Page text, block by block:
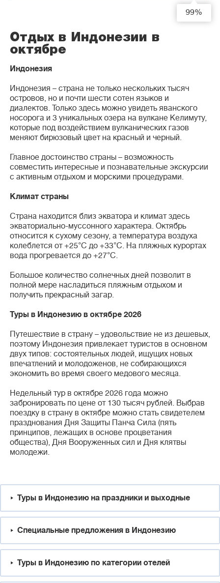
99%
Отдых в Индонезии в
октябре
Индонезия
Индонезия – страна не только нескольких тысяч
островов, но и почти шести сотен языков и
диалектов. Только здесь можно увидеть яванского
носорога и 3 уникальных озера на вулкане Келимуту,
которые под воздействием вулканических газов
меняют бирюзовый цвет на красный и черный.
Главное достоинство страны – возможность
совместить интересные и познавательные экскурсии
с активным отдыхом и морскими процедурами.
Климат страны
Страна находится близ экватора и климат здесь
экваториально-муссонного характера. Октябрь
относится к сухому сезону, а температура воздуха
колеблется от +25°С до +33°С. На пляжных курортах
вода прогревается до +27°С.
Большое количество солнечных дней позволит в
полной мере насладиться пляжным отдыхом и
получить прекрасный загар.
Туры в Индонезию в октябре 2026
Путешествие в страну – удовольствие не из дешевых,
поэтому Индонезия привлекает туристов в основном
двух типов: состоятельных людей, ищущих новых
впечатлений и молодоженов, не собирающихся
экономить во время своего медового месяца.
Недельный тур в октябре 2026 года можно
забронировать по цене от 130 тысяч рублей. Выбрав
поездку в страну в октябре можно стать свидетелем
празднования Дня Защиты Панча Сила (пять
принципов, лежащих в основе процветания
общества), Дня Вооруженных сил и Дня клятвы
молодежи.
Туры в Индонезию на праздники и выходные
Специальные предложения в Индонезию
Туры в Индонезию по категории отелей